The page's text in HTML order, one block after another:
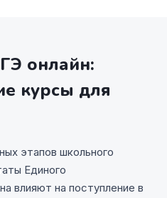
онлайн:
курсы для
этапов школьного
Единого
влияют на поступление в